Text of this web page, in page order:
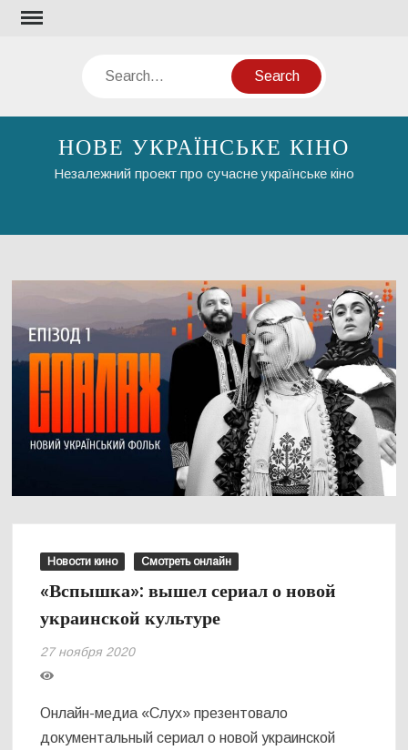
Skip
Search
НОВЕ УКРАЇНСЬКЕ КІНО
Незалежний проект про сучасне українське кіно
Новости кино Смотреть онлайн
«Вспышка»: вышел сериал о новой
украинской культуре
27 ноября 2020
Онлайн-медиа «Слух» презентовало
документальный сериал о новой украинской